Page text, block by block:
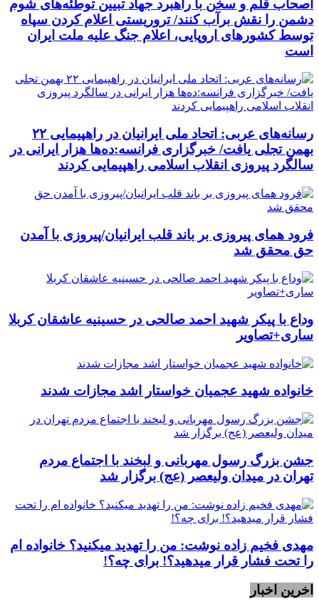
اصحاب قلم و سخن با راهبرد جهاد تبیین توطئه‌های شوم
دشمن را نقش برآب کنند/ تروریستی اعلام کردن سپاه
توسط کشورهای اروپایی، اعلام جنگ علیه ملت ایران
است
رسانه‌های عربی: اتحاد ملی ایرانیان در راهپیمایی ۲۲
بهمن تجلی یافت/ خبرگزاری فرانسه:ده‌ها هزار ایرانی در
سالگرد پیروزی انقلاب اسلامی راهپیمایی کردند
فرود همای پیروزی بر باند قلب ایرانیان/پیروزی با آمدن
حق محقق شد
وداع با پیکر شهید احمد صالحی‌ در حسینیه عاشقان کربلا
ساری+تصاویر
خانواده شهید عجمیان خواستار اشد مجازات شدند
جشن بزرگ رسول مهربانی و لبخند با اجتماع مردم
تهران در میدان ولیعصر (عج) برگزار شد
مهدی فخیم زاده نوشت: من را تهدید میکنید؟ خانواده ام
را‌ تحت فشار قرار میدهید؟! برای چه؟!
اخرین اخبار